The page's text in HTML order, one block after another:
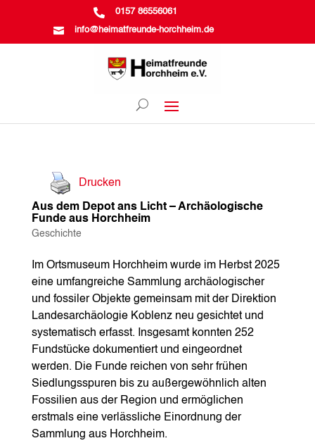
 0157 86556061
 info@heimatfreunde-horchheim.de
Drucken
Aus dem Depot ans Licht – Archäologische
Funde aus Horchheim
Geschichte
Im Ortsmuseum Horchheim wurde im Herbst 2025
eine umfangreiche Sammlung archäologischer
und fossiler Objekte gemeinsam mit der Direktion
Landesarchäologie Koblenz neu gesichtet und
systematisch erfasst. Insgesamt konnten 252
Fundstücke dokumentiert und eingeordnet
werden. Die Funde reichen von sehr frühen
Siedlungsspuren bis zu außergewöhnlich alten
Fossilien aus der Region und ermöglichen
erstmals eine verlässliche Einordnung der
Sammlung aus Horchheim.